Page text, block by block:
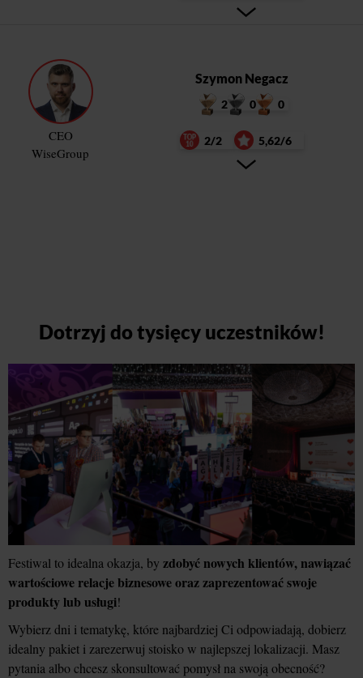
CEO
WiseGroup
Szymon Negacz
2 0 0
2/2 5,62/6
Dotrzyj do tysięcy uczestników!
Festiwal to idealna okazja, by zdobyć nowych klientów, nawiązać
wartościowe relacje biznesowe oraz zaprezentować swoje
produkty lub usługi!
Wybierz dni i tematykę, które najbardziej Ci odpowiadają, dobierz
idealny pakiet i zarezerwuj stoisko w najlepszej lokalizacji. Masz
pytania albo chcesz skonsultować pomysł na swoją obecność?